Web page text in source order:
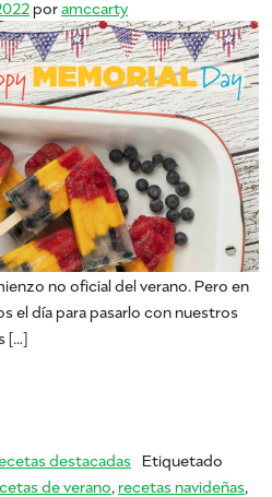
poramccarty
no oficial del verano. Pero en
el día para pasarlo con nuestros
[…]
destacadas Etiquetado
de verano, recetas navideñas,